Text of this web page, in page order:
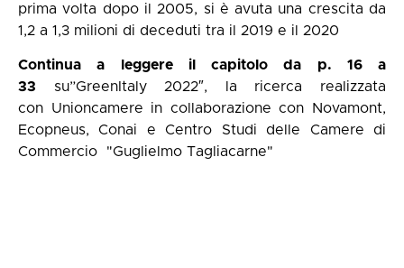
prima volta dopo il 2005, si è avuta una crescita da
1,2 a 1,3 milioni di deceduti tra il 2019 e il 2020
Continua a leggere il capitolo da p. 16 a
33 su”GreenItaly 2022″, la ricerca realizzata
con Unioncamere in collaborazione con Novamont,
Ecopneus,Conai eCentro Studi delle Camere di
Commercio "Guglielmo Tagliacarne"